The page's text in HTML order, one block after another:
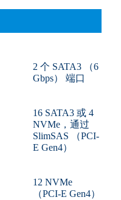
2 个 SATA3 （6
Gbps） 端口
16 SATA3 或 4
NVMe，通过
SlimSAS （PCI-
E Gen4）
12 NVMe
（PCI-E Gen4）